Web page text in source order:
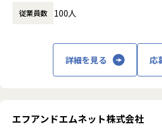
・生成AIの研究・実験・応用検討
・他社のAPIを利用しているのではなく
を一貫して行っているため、モデル作
です。自分から新しい技術やプロジェク
従業員数 100人
詳細を見る 応
エフアンドエムネット株式会社